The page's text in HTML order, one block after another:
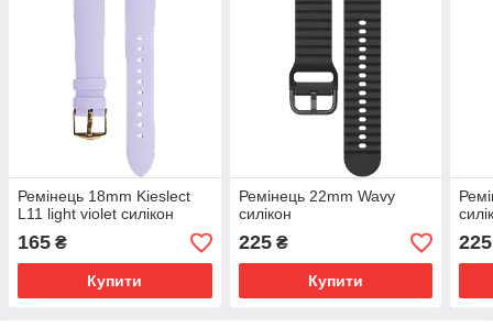
Ремінець 18mm Kieslect
L11 light violet силікон
165 ₴
Купити
Ремінець 22mm Wavy
силікон
225₴
Купити
225